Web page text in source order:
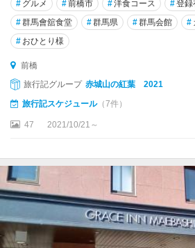
# グルメ #前橋市 #洋食コース #登録
#群馬會舘食堂 #群馬県 #群馬会館 #
# おひとり様
前橋
旅行記グループ 赤城山の紅葉 2021
旅行記スケジュール（7件）
47 2021/10/21～